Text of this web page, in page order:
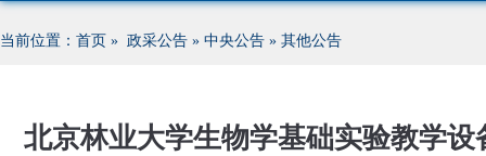
当前位置： 首页 » 政采公告 » 中央公告 » 其他公告
北京林业大学生物学基础实验教学